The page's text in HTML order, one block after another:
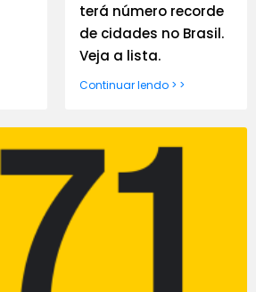
terá número recorde
de cidades no Brasil.
Veja a lista.
Continuar lendo > >